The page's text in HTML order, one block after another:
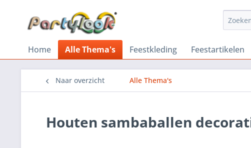
Home Alle Thema's Feestkleding Feestartikelen
Naar overzicht Alle Thema's
Houten sambaballen